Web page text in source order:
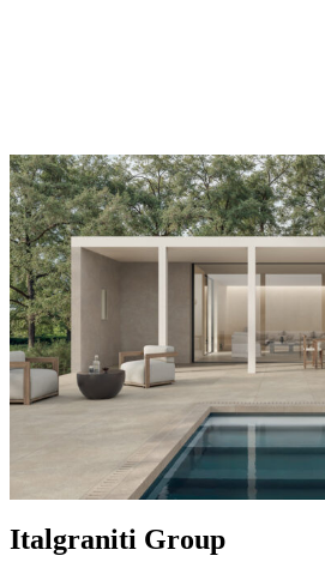
Italgraniti Group